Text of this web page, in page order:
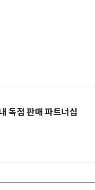
독점 판매 파트너십